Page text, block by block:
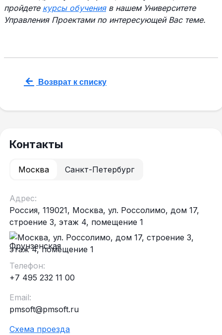
пройдете курсы обученияв нашем Университете
Управления Проектами по интересующей Вас теме.
Возврат к списку
Контакты
Москва Санкт-Петербург
Адрес:
Россия, 119021, Москва, ул. Россолимо, дом 17,
строение 3, этаж 4, помещение 1
Фрунзенская
Телефон:
+7 495 232 11 00
Email:
pmsoft@pmsoft.ru
Схема проезда